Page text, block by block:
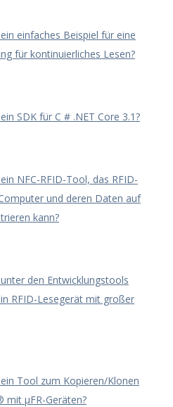
einfaches Beispiel für eine
für kontinuierliches Lesen?
SDK für C # .NET Core 3.1?
NFC-RFID-Tool, das RFID-
und deren Daten auf
kann?
den Entwicklungstools
RFID-Lesegerät mit großer
Tool zum Kopieren/Klonen
mit μFR-Geräten?